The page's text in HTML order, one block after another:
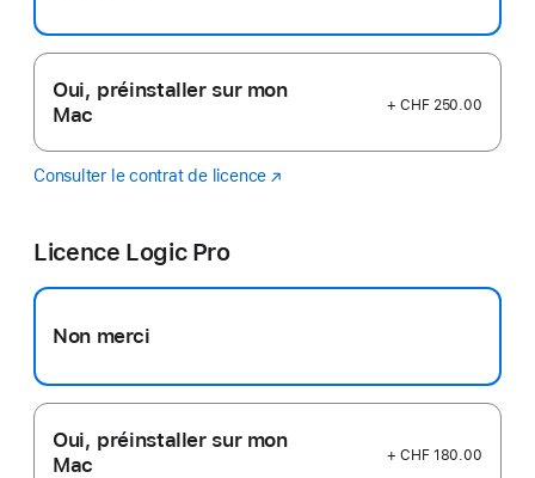
Oui, préinstaller sur mon
Mac
+ CHF 250.00
Consulter le contrat de licence Final
(s’ouvre
Licence Logic Pro
Non merci
Oui, préinstaller sur mon
Mac
+ CHF 180.00